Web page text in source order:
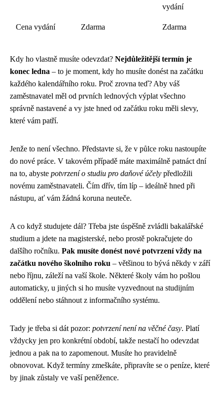
vydání
Cena vydání Zdarma Zdarma
Kdy ho vlastně musíte odevzdat? Nejdůležitější termín je
konec ledna – to je moment, kdy ho musíte donést na začátku
každého kalendářního roku. Proč zrovna teď? Aby váš
zaměstnavatel měl od prvních lednových výplat všechno
správně nastavené a vy jste hned od začátku roku měli slevy,
které vám patří.
Jenže to není všechno. Představte si, že v půlce roku nastoupíte
do nové práce. V takovém případě máte maximálně patnáct dní
na to, abyste potvrzení o studiu pro daňové účely předložili
novému zaměstnavateli. Čím dřív, tím líp – ideálně hned při
nástupu, ať vám žádná koruna neuteče.
A co když studujete dál? Třeba jste úspěšně zvládli bakalářské
studium a jdete na magisterské, nebo prostě pokračujete do
dalšího ročníku. Pak musíte donést nové potvrzení vždy na
začátku nového školního roku – většinou to bývá někdy v září
nebo říjnu, záleží na vaší škole. Některé školy vám ho pošlou
automaticky, u jiných si ho musíte vyzvednout na studijním
oddělení nebo stáhnout z informačního systému.
Tady je třeba si dát pozor: potvrzení není na věčné časy. Platí
vždycky jen pro konkrétní období, takže nestačí ho odevzdat
jednou a pak na to zapomenout. Musíte ho pravidelně
obnovovat. Když termíny zmeškáte, připravíte se o peníze, které
by jinak zůstaly ve vaší peněžence.